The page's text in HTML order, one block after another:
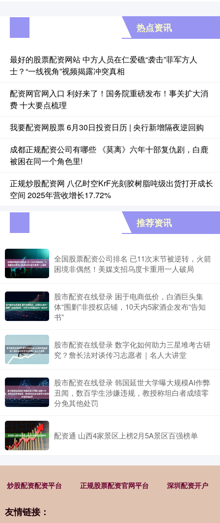
热点资讯
最好的股票配资网站 中方人员在仁爱礁“袭击”菲军方人
士？“一线视角”视频揭露冲突真相
配资网官网入口 利好来了！国务院重磅发布！事关扩大消
费 十大要点梳理
我要配资网股票 6月30日投资日历 | 央行新增隔夜逆回购
成都正规配资公司有哪些 《莫离》六年十部复仇剧，白鹿
被困在同一个角色里!
正规炒股配资网 八亿时空KrF光刻胶树脂吨级出货打开成长
空间 2025年营收增长17.72%
推荐资讯
全国股票配资公司排名 已11次末节被逆转，火箭
困境非偶然！美媒支招乌度卡重用一人破局
股市配资在线登录 困于电商低价，白酒巨头集
体“围剿”非授权店铺，10天内5家酒企发布“告知
书”
股市配资在线登录 数字化如何助力三星堆考古研
究？詹长法对谈传习志愿者｜名人大讲堂
股市配资在线登录 韩国延世大学曝大规模AI作弊
丑闻，数百学生涉嫌违规，教授称坦白者成绩零
分免其他处罚
配资通 山西4家景区上榜2月5A景区百强榜单
炒股配资配资平台 正规股票配资官网平台 深圳配资开户
友情链接：